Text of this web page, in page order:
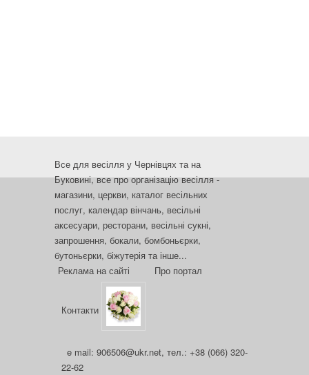
Все для весілля у Чернівцях та на
Буковині, все про організацію весілля -
магазини, церкви, каталог весільних
послуг, календар вінчань, весільні
аксесуари, ресторани, весільні сукні,
запрошення, бокали, бомбоньєрки,
бутоньєрки, біжутерія та інше...
Реклама на сайті
Про портал
Контакти
e mail: 906506@ukr.net, тел.: +38 (066) 320-
22-62